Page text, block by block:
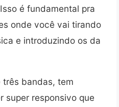
é fundamental pra
onde você vai tirando
e introduzindo os da
três bandas, tem
super responsivo que